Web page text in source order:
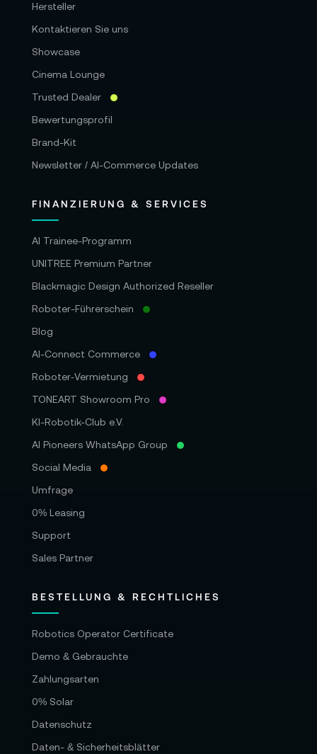
Hersteller
Kontaktieren Sie uns
Showcase
Cinema Lounge
Trusted Dealer
Bewertungsprofil
Brand-Kit
Newsletter / AI-Commerce Updates
FINANZIERUNG & SERVICES
AI Trainee-Programm
UNITREE Premium Partner
Blackmagic Design Authorized Reseller
Roboter-Führerschein
Blog
AI-Connect Commerce
Roboter‑Vermietung
TONEART Showroom Pro
KI-Robotik-Club e.V.
AI Pioneers WhatsApp Group
Social Media
Umfrage
0% Leasing
Support
Sales Partner
BESTELLUNG & RECHTLICHES
Robotics Operator Certificate
Demo & Gebrauchte
Zahlungsarten
0% Solar
Datenschutz
Daten- & Sicherheitsblätter